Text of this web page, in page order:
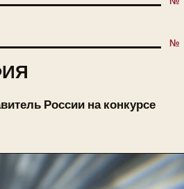
России на конкурсе